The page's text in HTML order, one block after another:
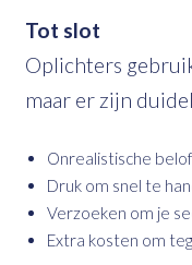
Tot slot
Oplichters
maar er zijn
Onrealistische
Druk om snel te
Verzoeken om je
Extra kosten om